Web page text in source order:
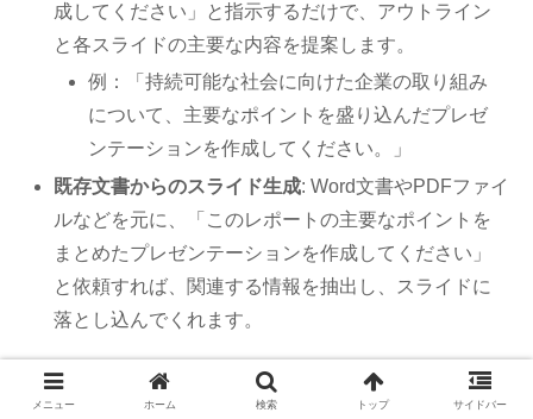
成してください」と指示するだけで、アウトライン
と各スライドの主要な内容を提案します。
例：「持続可能な社会に向けた企業の取り組み
について、主要なポイントを盛り込んだプレゼ
ンテーションを作成してください。」
既存文書からのスライド生成: Word文書やPDFファイ
ルなどを元に、「このレポートの主要なポイントを
まとめたプレゼンテーションを作成してください」
と依頼すれば、関連する情報を抽出し、スライドに
落とし込んでくれます。
2. スライドの編集と改善
メニュー ホーム 検索 トップ サイドバー